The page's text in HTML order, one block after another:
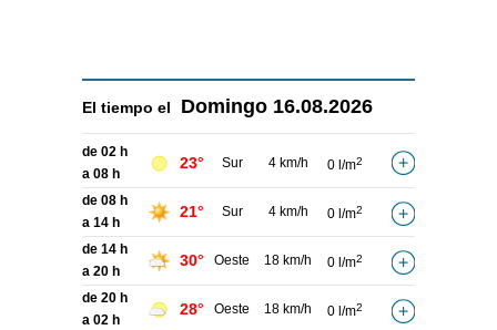
El tiempo el Domingo 16.08.2026
de 02 h
a 08 h
23° Sur 4 km/h 0 l/m2
de 08 h
a 14 h
21° Sur 4 km/h 0 l/m2
de 14 h
a 20 h
30° Oeste 18 km/h 0 l/m2
de 20 h
a 02 h
28° Oeste 18 km/h 0 l/m2